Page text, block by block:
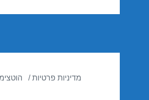
מדיניות פרטיות